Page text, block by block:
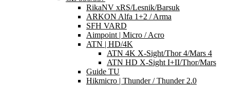
RikaNV xRS/Lesnik/Barsuk
ARKON Alfa 1+2 / Arma
SFH VARD
Aimpoint | Micro / Acro
ATN | HD/4K
ATN 4K X-Sight/Thor 4/Mars 4
ATN HD X-Sight I+II/Thor/Mars
Guide TU
Hikmicro | Thunder / Thunder 2.0